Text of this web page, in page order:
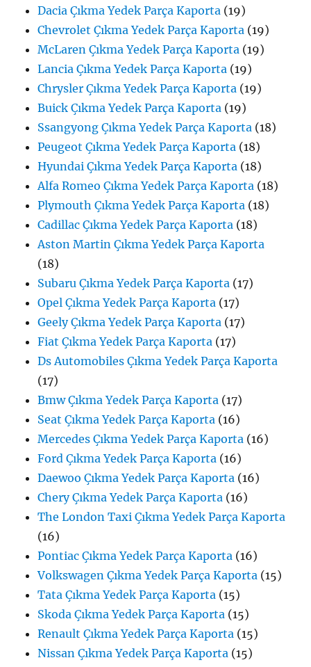
Dacia Çıkma Yedek Parça Kaporta (19)
Chevrolet Çıkma Yedek Parça Kaporta (19)
McLaren Çıkma Yedek Parça Kaporta (19)
Lancia Çıkma Yedek Parça Kaporta (19)
Chrysler Çıkma Yedek Parça Kaporta (19)
Buick Çıkma Yedek Parça Kaporta (19)
Ssangyong Çıkma Yedek Parça Kaporta (18)
Peugeot Çıkma Yedek Parça Kaporta (18)
Hyundai Çıkma Yedek Parça Kaporta (18)
Alfa Romeo Çıkma Yedek Parça Kaporta (18)
Plymouth Çıkma Yedek Parça Kaporta (18)
Cadillac Çıkma Yedek Parça Kaporta (18)
Aston Martin Çıkma Yedek Parça Kaporta
(18)
Subaru Çıkma Yedek Parça Kaporta (17)
Opel Çıkma Yedek Parça Kaporta (17)
Geely Çıkma Yedek Parça Kaporta (17)
Fiat Çıkma Yedek Parça Kaporta (17)
Ds Automobiles Çıkma Yedek Parça Kaporta
(17)
Bmw Çıkma Yedek Parça Kaporta (17)
Seat Çıkma Yedek Parça Kaporta (16)
Mercedes Çıkma Yedek Parça Kaporta (16)
Ford Çıkma Yedek Parça Kaporta (16)
Daewoo Çıkma Yedek Parça Kaporta (16)
Chery Çıkma Yedek Parça Kaporta (16)
The London Taxi Çıkma Yedek Parça Kaporta
(16)
Pontiac Çıkma Yedek Parça Kaporta (16)
Volkswagen Çıkma Yedek Parça Kaporta (15)
Tata Çıkma Yedek Parça Kaporta (15)
Skoda Çıkma Yedek Parça Kaporta (15)
Renault Çıkma Yedek Parça Kaporta (15)
Nissan Çıkma Yedek Parça Kaporta (15)